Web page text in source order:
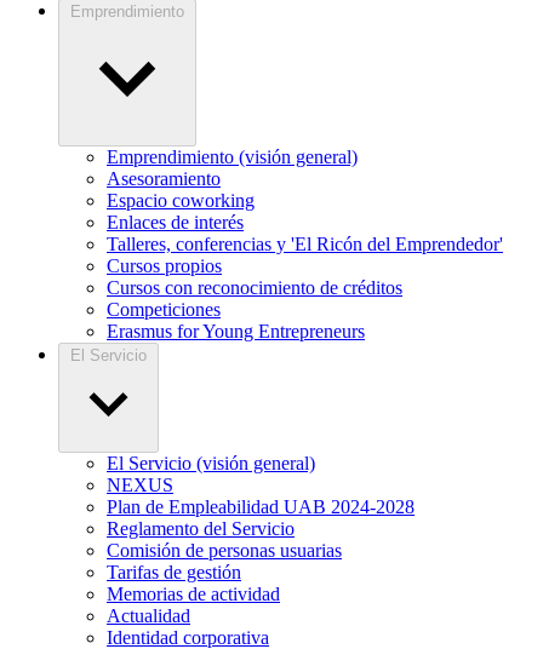
Emprendimiento
Emprendimiento (visión general)
Asesoramiento
Espacio coworking
Enlaces de interés
Talleres, conferencias y 'El Ricón del Emprendedor'
Cursos propios
Cursos con reconocimiento de créditos
Competiciones
Erasmus for Young Entrepreneurs
El Servicio
El Servicio (visión general)
NEXUS
Plan de Empleabilidad UAB 2024-2028
Reglamento del Servicio
Comisión de personas usuarias
Tarifas de gestión
Memorias de actividad
Actualidad
Identidad corporativa